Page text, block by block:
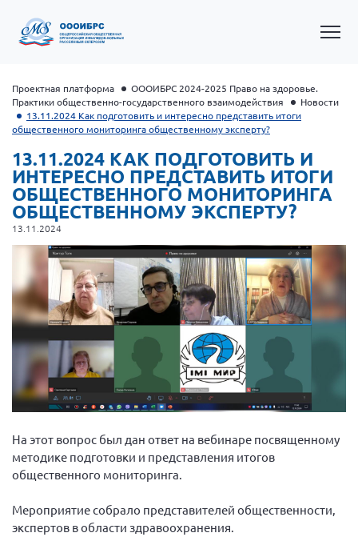
Общероссийская РС
Алтайский край
Архангельская область
Брянская область
Владимирская область
Волгоградская область
Воронежская область
Калининградская область
Кемеровская область
Краснодарский край
Проектная платформа
ОООИБРС 2024-2025 Право на здоровье.
Практики общественно-государственного взаимодействия
Новости
13.11.2024 Как подготовить и интересно представить итоги
общественного мониторинга общественному эксперту?
13.11.2024 КАК ПОДГОТОВИТЬ И
ИНТЕРЕСНО ПРЕДСТАВИТЬ ИТОГИ
ОБЩЕСТВЕННОГО МОНИТОРИНГА
ОБЩЕСТВЕННОМУ ЭКСПЕРТУ?
13.11.2024
На этот вопрос был дан ответ на вебинаре посвященному
методике подготовки и представления итогов
общественного мониторинга.
Мероприятие собрало представителей общественности,
экспертов в области здравоохранения.